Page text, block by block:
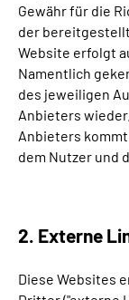
Gewähr für die
der
Website erfolgt
Namentlich
des jeweiligen
Anbieters
Anbieters
dem Nutzer und
2. Externe
Diese Websites